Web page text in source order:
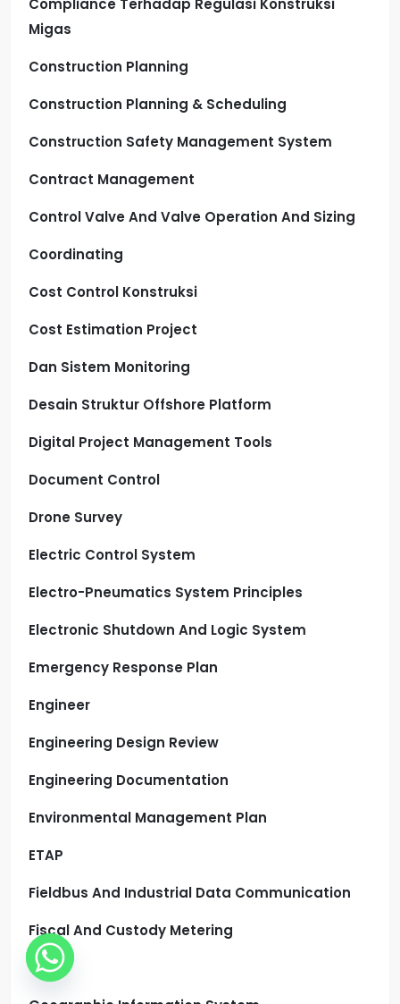
Migas
Construction Planning
Construction Planning & Scheduling
Construction Safety Management System
Contract Management
Control Valve And Valve Operation And Sizing
Coordinating
Cost Control Konstruksi
Cost Estimation Project
Dan Sistem Monitoring
Desain Struktur Offshore Platform
Digital Project Management Tools
Document Control
Drone Survey
Electric Control System
Electro-Pneumatics System Principles
Electronic Shutdown And Logic System
Emergency Response Plan
Engineer
Engineering Design Review
Engineering Documentation
Environmental Management Plan
ETAP
Fieldbus And Industrial Data Communication
Fiscal And Custody Metering
Gas